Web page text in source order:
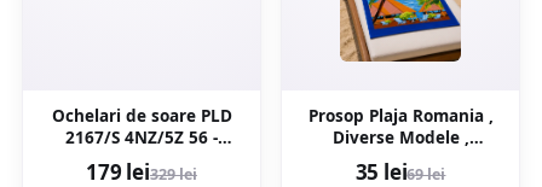
Ochelari de soare PLD
2167/S 4NZ/5Z 56 -
Marime 56 mm
179 lei329 lei
Prosop Plaja Romania ,
Diverse Modele ,
35 lei69 lei